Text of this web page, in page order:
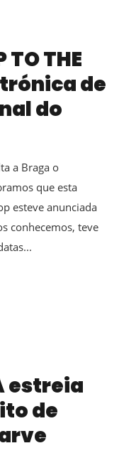
TO THE
de
do
a Braga o
que esta
esteve anunciada
conhecemos, teve
estreia
de